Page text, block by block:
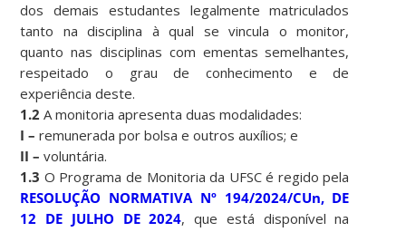
dos demais estudantes legalmente matriculados
tanto na disciplina à qual se vincula o monitor,
quanto nas disciplinas com ementas semelhantes,
respeitado o grau de conhecimento e de
experiência deste.
1.2 A monitoria apresenta duas modalidades:
I – remunerada por bolsa e outros auxílios; e
II – voluntária.
1.3 O Programa de Monitoria da UFSC é regido pela
RESOLUÇÃO NORMATIVA Nº 194/2024/CUn, DE
12 DE JULHO DE 2024, que está disponível na